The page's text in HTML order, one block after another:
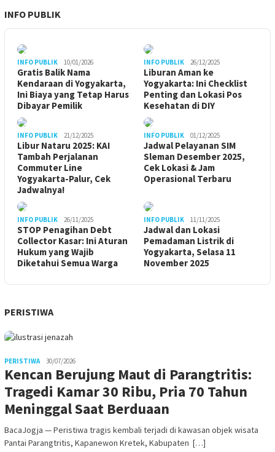
INFO PUBLIK
INFO PUBLIK 10/01/2026
Gratis Balik Nama
Kendaraan di Yogyakarta,
Ini Biaya yang Tetap Harus
Dibayar Pemilik
INFO PUBLIK 26/12/2025
Liburan Aman ke
Yogyakarta: Ini Checklist
Penting dan Lokasi Pos
Kesehatan di DIY
INFO PUBLIK 21/12/2025
Libur Nataru 2025: KAI
Tambah Perjalanan
Commuter Line
Yogyakarta-Palur, Cek
Jadwalnya!
INFO PUBLIK 01/12/2025
Jadwal Pelayanan SIM
Sleman Desember 2025,
Cek Lokasi & Jam
Operasional Terbaru
INFO PUBLIK 26/11/2025
STOP Penagihan Debt
Collector Kasar: Ini Aturan
Hukum yang Wajib
Diketahui Semua Warga
INFO PUBLIK 11/11/2025
Jadwal dan Lokasi
Pemadaman Listrik di
Yogyakarta, Selasa 11
November 2025
PERISTIWA
PERISTIWA 30/07/2026
Kencan Berujung Maut di Parangtritis:
Tragedi Kamar 30 Ribu, Pria 70 Tahun
Meninggal Saat Berduaan
BacaJogja — Peristiwa tragis kembali terjadi di kawasan objek wisata
Pantai Parangtritis, Kapanewon Kretek, Kabupaten […]